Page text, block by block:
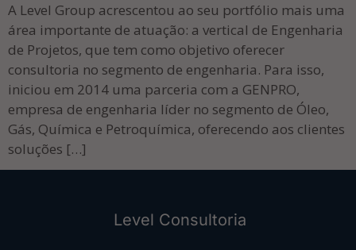
A Level Group acrescentou ao seu portfólio mais uma
área importante de atuação: a vertical de Engenharia
de Projetos, que tem como objetivo oferecer
consultoria no segmento de engenharia. Para isso,
iniciou em 2014 uma parceria com a GENPRO,
empresa de engenharia líder no segmento de Óleo,
Gás, Química e Petroquímica, oferecendo aos clientes
soluções […]
Level Consultoria